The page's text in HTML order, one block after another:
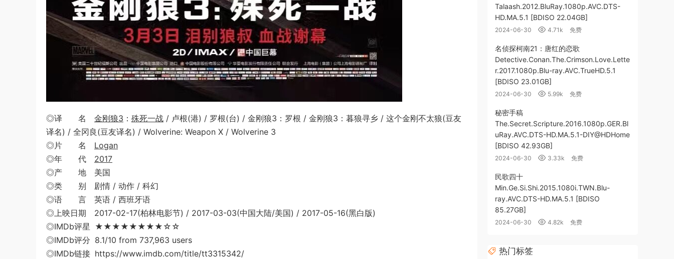
◎译 名 金刚狼3 ： 殊死一战 / 卢根(港) / 罗根(台) / 金刚狼3：罗根 / 金刚狼3：暮狼寻乡 / 这个金刚不太狼(豆友
译名) / 全冈良(豆友译名) / Wolverine: Weapon X / Wolverine 3
◎片 名 Logan
◎年 代 2017
◎产 地 美国
◎类 别 剧情 / 动作 / 科幻
◎语 言 英语 / 西班牙语
◎上映日期 2017-02-17(柏林电影节) / 2017-03-03(中国大陆/美国) / 2017-05-16(黑白版)
◎IMDb评星 ★★★★★★★★☆☆
◎IMDb评分 8.1/10 from 737,963 users
◎IMDb链接 https://www.imdb.com/title/tt3315342/
Talaash.2012.BluRay.1080p.AVC.DTS-
HD.MA.5.1 [BDISO 22.04GB]
2024-06-30 4.71k 免费
名侦探柯南21：唐红的恋歌
Detective.Conan.The.Crimson.Love.Lette
r.2017.1080p.Blu-ray.AVC.TrueHD.5.1
[BDISO 23.01GB]
2024-06-30 5.99k 免费
秘密手稿
The.Secret.Scripture.2016.1080p.GER.Bl
uRay.AVC.DTS-HD.MA.5.1-DIY@HDHome
[BDISO 42.93GB]
2024-06-30 3.33k 免费
民歌四十
Min.Ge.Si.Shi.2015.1080i.TWN.Blu-
ray.AVC.DTS-HD.MA.5.1 [BDISO
85.27GB]
2024-06-30 4.82k 免费
热门标签